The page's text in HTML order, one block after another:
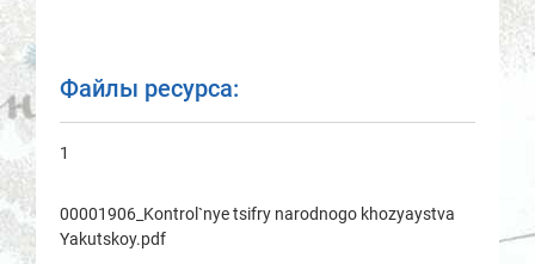
Файлы ресурса:
1
00001906_Kontrol`nye tsifry nаrodnogo khozyaystvа
Yakutskoy.pdf